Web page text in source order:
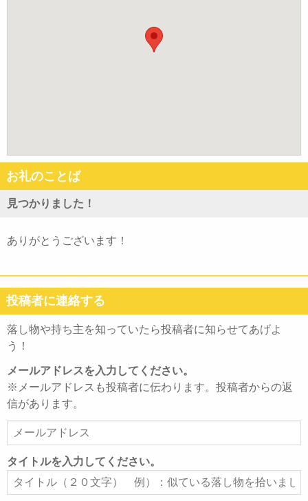
お礼のことば
見つかりました！
ありがとうございます！
投稿者に連絡する
落し物や持ち主を知っていたら投稿者に知らせてあげよ
う！
メールアドレスを入力してください。
※メールアドレスも投稿者に伝わります。投稿者からの返
信があります。
ー
ル
ア
ド
タイトルを入力してください。
タ
イ